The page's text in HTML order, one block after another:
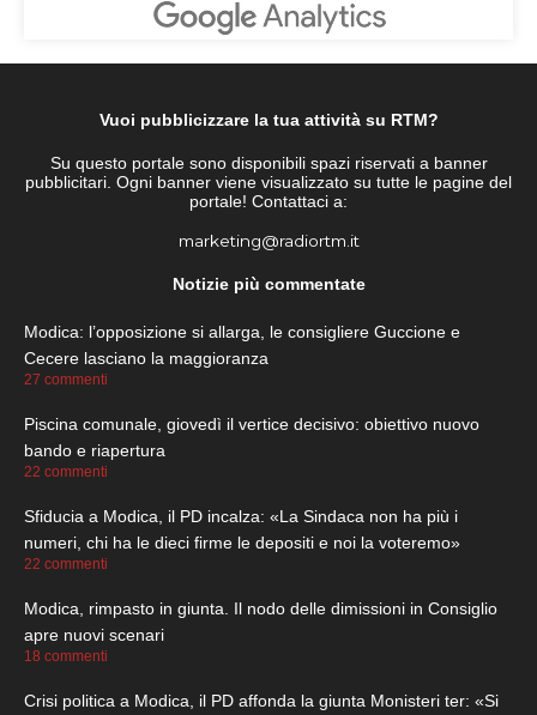
Vuoi pubblicizzare la tua attività su RTM?
Su questo portale sono disponibili spazi riservati a banner
pubblicitari. Ogni banner viene visualizzato su tutte le pagine del
portale! Contattaci a:
marketing@radiortm.it
Notizie più commentate
Modica: l’opposizione si allarga, le consigliere Guccione e
Cecere lasciano la maggioranza
27 commenti
Piscina comunale, giovedì il vertice decisivo: obiettivo nuovo
bando e riapertura
22 commenti
Sfiducia a Modica, il PD incalza: «La Sindaca non ha più i
numeri, chi ha le dieci firme le depositi e noi la voteremo»
22 commenti
Modica, rimpasto in giunta. Il nodo delle dimissioni in Consiglio
apre nuovi scenari
18 commenti
Crisi politica a Modica, il PD affonda la giunta Monisteri ter: «Si